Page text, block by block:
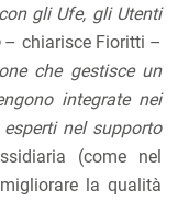
gli Ufe, gli Utenti
– chiarisce Fioritti –
che gestisce un
integrate nei
nel supporto
(come nel
la qualità